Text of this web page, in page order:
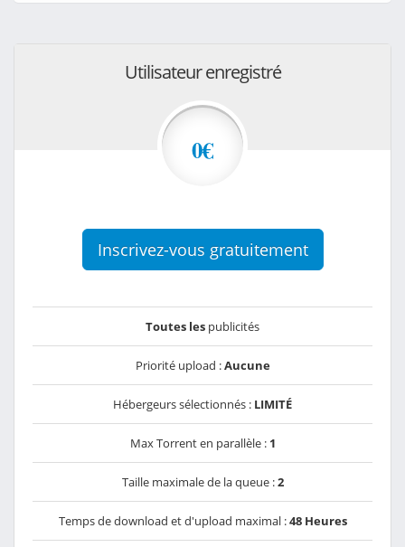
Utilisateur enregistré
0€
Inscrivez-vous gratuitement
Toutes les publicités
Priorité upload :Aucune
Hébergeurs sélectionnés : LIMITÉ
Max Torrent en parallèle : 1
Taille maximale de la queue :2
Temps de download et d'upload maximal :48 Heures